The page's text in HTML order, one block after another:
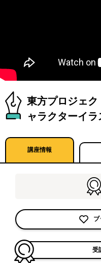
東方プロジェ
ャラクターイ
講座情報
ブ
受